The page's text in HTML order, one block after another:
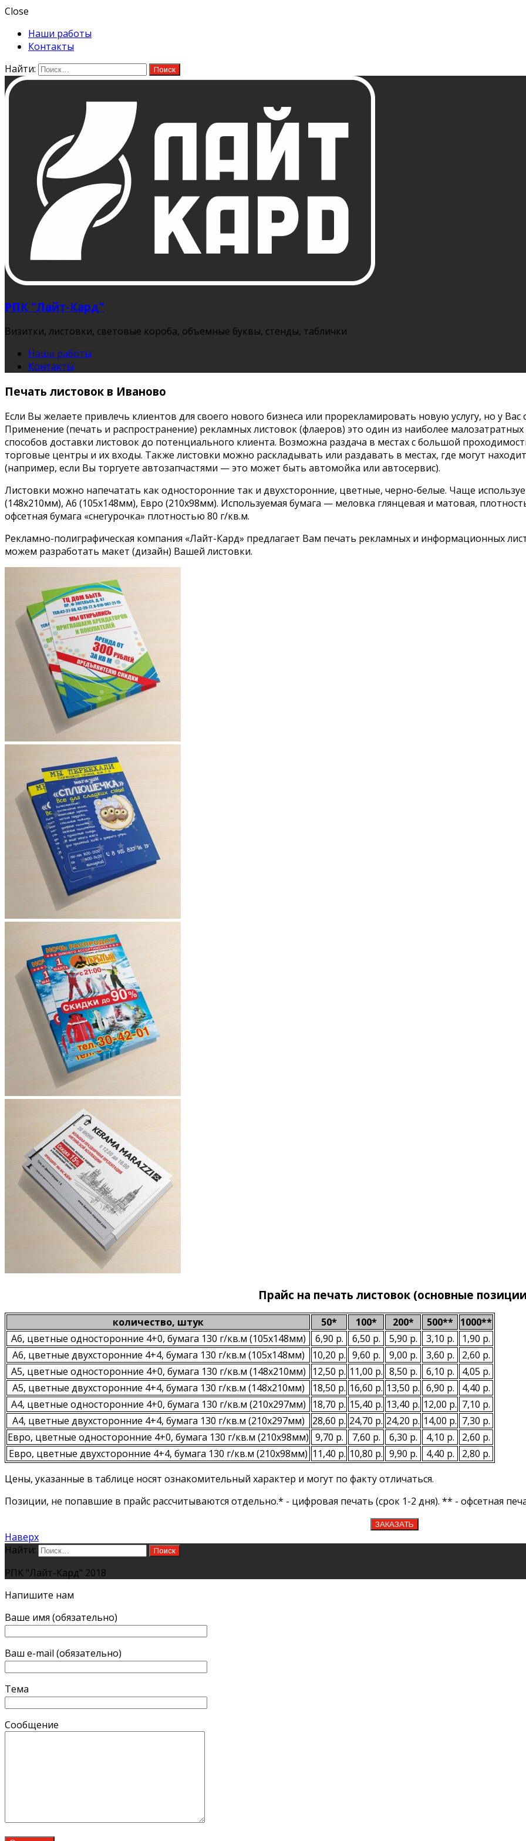
Close
Наши работы
Контакты
Найти:
РПК "Лайт-Кард"
Визитки, листовки, световые короба, объемные буквы, стенды, таблички
Наши работы
Контакты
Печать листовок в Иваново
Если Вы желаете привлечь клиентов для своего нового бизнеса или прорекламировать новую услугу, но у
Применение (печать и распространение) рекламных листовок (флаеров) это один из наиболее
способов доставки листовок до потенциального клиента. Возможна раздача в местах с большой
торговые центры и их входы. Также листовки можно раскладывать или раздавать в местах, где могут
(например, если Вы торгуете автозапчастями — это может быть автомойка или автосервис).
Листовки можно напечатать как односторонние так и двухсторонние, цветные, черно-белые. Чаще
(148х210мм), А6 (105х148мм), Евро (210х98мм). Используемая бумага — меловка глянцевая и матовая,
офсетная бумага «снегурочка» плотностью 80 г/кв.м.
Рекламно-полиграфическая компания «Лайт-Кард» предлагает Вам печать рекламных и информационных
можем разработать макет (дизайн) Вашей листовки.
Прайс на печать листовок (основные
количество, штук 50* 100* 200* 500** 1000**
А6, цветные односторонние 4+0, бумага 130 г/кв.м (105х148мм)
6,90 р. 6,50 р. 5,90 р. 3,10 р.
1,90 р.
А6, цветные двухсторонние 4+4, бумага 130 г/кв.м (105х148мм)
10,20 р. 9,60 р. 9,00 р. 3,60 р.
2,60 р.
А5, цветные односторонние 4+0, бумага 130 г/кв.м (148х210мм)
12,50 р. 11,00 р. 8,50 р. 6,10 р.
4,05 р.
А5, цветные двухсторонние 4+4, бумага 130 г/кв.м (148х210мм)
18,50 р. 16,60 р. 13,50 р. 6,90 р.
4,40 р.
А4, цветные односторонние 4+0, бумага 130 г/кв.м (210х297мм)
18,70 р. 15,40 р. 13,40 р. 12,00 р. 7,10 р.
А4, цветные двухсторонние 4+4, бумага 130 г/кв.м (210х297мм)
28,60 р. 24,70 р. 24,20 р. 14,00 р. 7,30 р.
Евро, цветные односторонние 4+0, бумага 130 г/кв.м (210х98мм) 9,70 р. 7,60 р. 6,30 р. 4,10 р.
2,60 р.
Евро, цветные двухсторонние 4+4, бумага 130 г/кв.м (210х98мм) 11,40 р. 10,80 р. 9,90 р. 4,40 р.
2,80 р.
Цены, указанные в таблице носят ознакомительный характер и могут по факту отличаться.
Позиции, не попавшие в прайс рассчитываются отдельно.* - цифровая печать (срок 1-2 дня). ** - офсетная
ЗАКАЗАТЬ
Наверх
Найти:
РПК "Лайт-Кард" 2018
Напишите нам
Ваше имя (обязательно)
Ваш e-mail (обязательно)
Тема
Сообщение